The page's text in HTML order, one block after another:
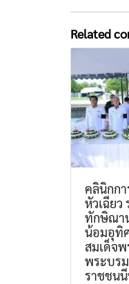
Related
คลินิกก
หัวเฉีย
ทักษิณา
น้อมอุทิ
สมเด็จพ
พระบร
ราชชน